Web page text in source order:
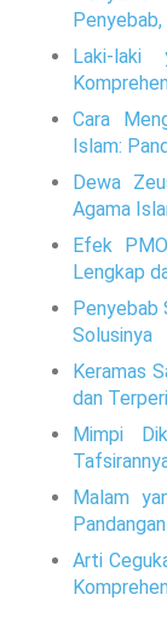
Laki-laki
Cara
Islam:
Dewa
Agama
Efek
Lengkap
Penyebab
Solusinya
Keramas
dan
Mimpi
Malam
Arti